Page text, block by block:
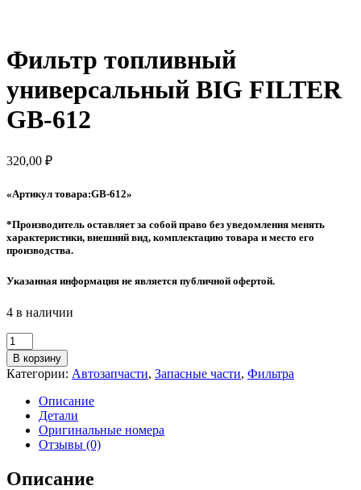
Фильтр топливный
универсальный BIG FILTER
GB-612
320,00 ₽
«Артикул товара:GB-612»
*Производитель оставляет за собой право без уведомления менять
характеристики, внешний вид, комплектацию товара и место его
производства.
Указанная информация не является публичной офертой.
4 в наличии
Количество
товара
Фильтр
топливный
универсальный
BIG
FILTER
GB-
В корзину
Категории: Автозапчасти, Запасные части, Фильтра
Описание
Детали
Оригинальные номера
Отзывы (0)
Описание